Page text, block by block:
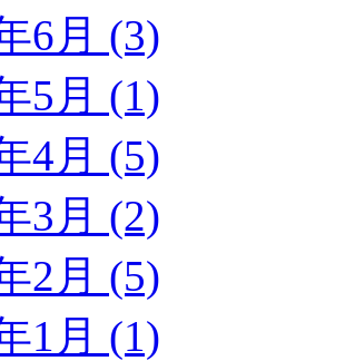
6月 (3)
5月 (1)
4月 (5)
3月 (2)
2月 (5)
1月 (1)